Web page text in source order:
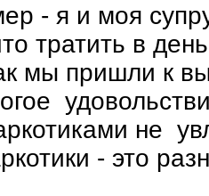
- я и моя
тратить в
мы пришли к
не
- это